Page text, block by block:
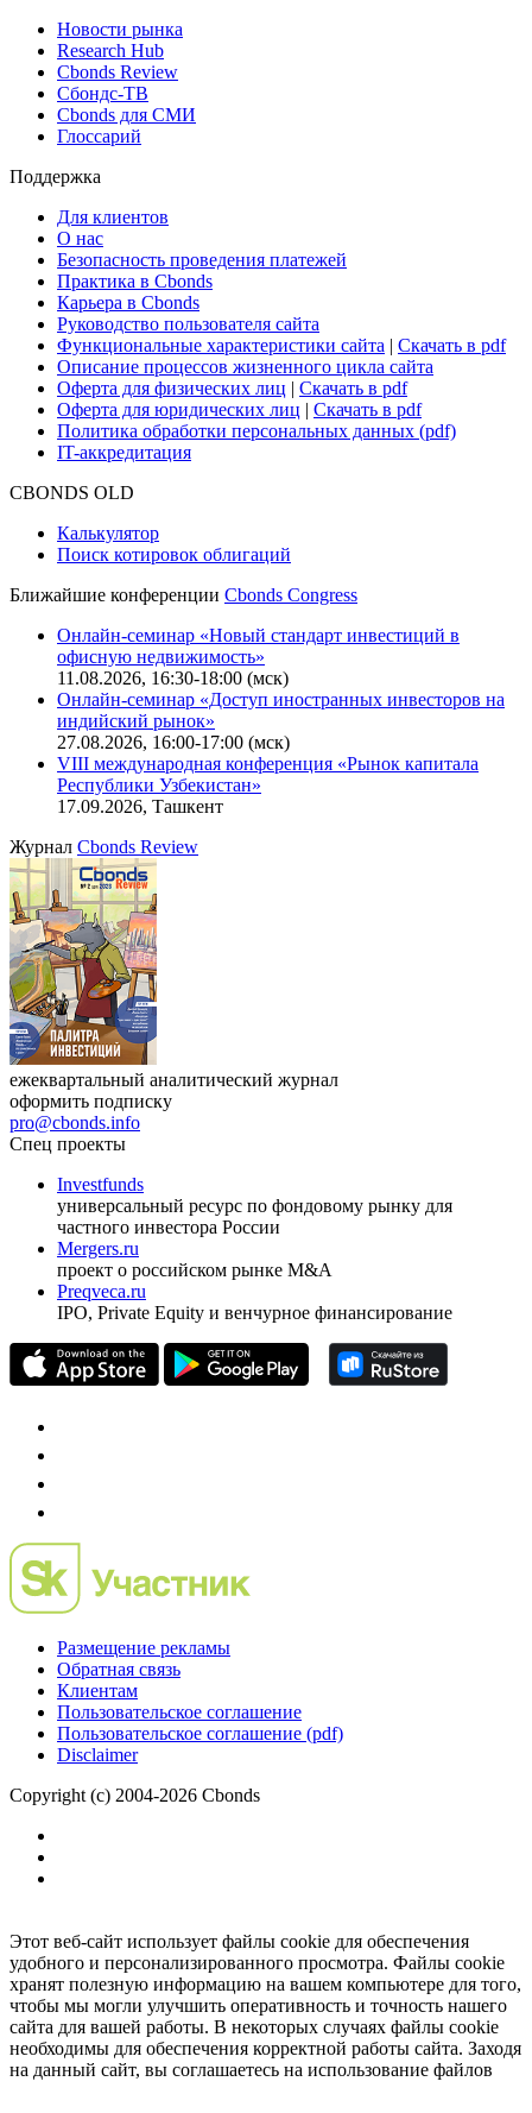
Новости рынка
Research Hub
Cbonds Review
Сбондс-ТВ
Cbonds для СМИ
Глоссарий
Поддержка
Для клиентов
О нас
Безопасность проведения платежей
Практика в Cbonds
Карьера в Cbonds
Руководство пользователя сайта
Функциональные характеристики сайта | Скачать в pdf
Описание процессов жизненного цикла сайта
Оферта для физических лиц | Скачать в pdf
Оферта для юридических лиц | Скачать в pdf
Политика обработки персональных данных (pdf)
IT-аккредитация
CBONDS OLD
Калькулятор
Поиск котировок облигаций
Ближайшие конференции Cbonds Congress
Онлайн-семинар «Новый стандарт инвестиций в
офисную недвижимость»
11.08.2026, 16:30-18:00 (мск)
Онлайн-семинар «Доступ иностранных инвесторов на
индийский рынок»
27.08.2026, 16:00-17:00 (мск)
VIII международная конференция «Рынок капитала
Республики Узбекистан»
17.09.2026, Ташкент
Журнал Cbonds Review
ежеквартальный аналитический журнал
оформить подписку
pro@cbonds.info
Спец проекты
Investfunds
универсальный ресурс по фондовому рынку для
частного инвестора России
Mergers.ru
проект о российском рынке M&A
Preqveca.ru
IPO, Private Equity и венчурное финансирование
Размещение рекламы
Обратная связь
Клиентам
Пользовательское соглашение
Пользовательское соглашение (pdf)
Disclaimer
Copyright (c) 2004-2026 Cbonds
Этот веб-сайт использует файлы cookie для обеспечения
удобного и персонализированного просмотра. Файлы cookie
хранят полезную информацию на вашем компьютере для того,
чтобы мы могли улучшить оперативность и точность нашего
сайта для вашей работы. В некоторых случаях файлы cookie
необходимы для обеспечения корректной работы сайта. Заходя
на данный сайт, вы соглашаетесь на использование файлов